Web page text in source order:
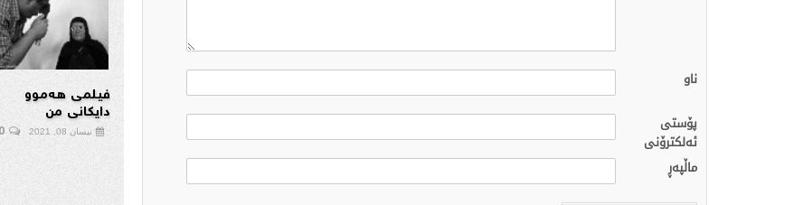
ناو
پۆستی
ئەلکترۆنی
ماڵپه‌ڕ
فیلمی هەموو
دایکانی من
نیسان 08, 2021 0